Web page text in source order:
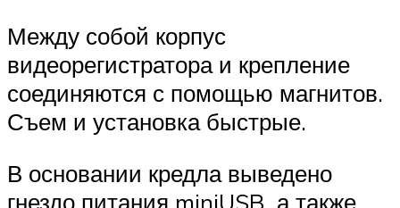
Между собой корпус
видеорегистратора и крепление
соединяются с помощью магнитов.
Съем и установка быстрые.
В основании кредла выведено
гнездо питания miniUSB, а также